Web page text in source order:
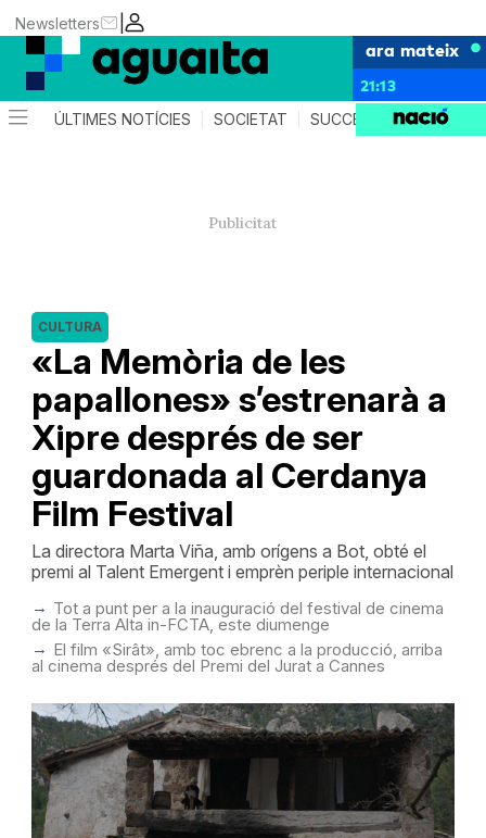
|
Newsletters
ara mateix
21:13
ÚLTIMES NOTÍCIES SOCIETAT SUCCESSOS AGENDA
«La Memòria de les
papallones» s’estrenarà a
Xipre després de ser
guardonada al Cerdanya
Film Festival
CULTURA
La directora Marta Viña, amb orígens a Bot, obté el
premi al Talent Emergent i emprèn periple internacional
Tot a punt per a la inauguració del festival de cinema
de la Terra Alta in-FCTA, este diumenge
El film «Sirât», amb toc ebrenc a la producció, arriba
al cinema després del Premi del Jurat a Cannes